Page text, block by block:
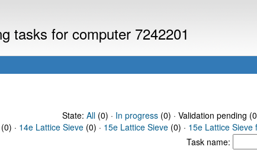
tasks for computer 7242201
State: All(0) · In progress(0) · Validation pending
· 14e Lattice Sieve (0) · 15e Lattice Sieve (0) · 15e Lattice Sieve
Task name: